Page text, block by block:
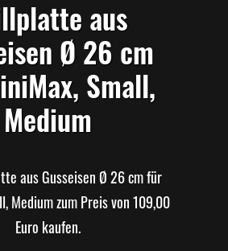
aus
Ø 26 cm
Small,
Medium
aus Gusseisen Ø 26 cm für
Medium zum Preis von 109,00
Euro kaufen.